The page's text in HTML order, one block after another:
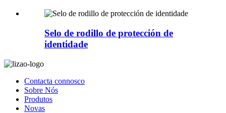
Selo de rodillo de protección de
identidade
Contacta connosco
Sobre Nós
Produtos
Novas